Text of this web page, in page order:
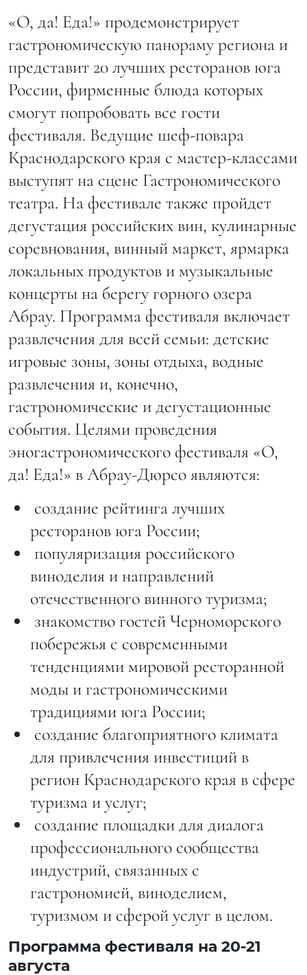
«О, да! Еда!» продемонстрирует
гастрономическую панораму региона и
представит 20 лучших ресторанов юга
России, фирменные блюда которых
смогут попробовать все гости
фестиваля. Ведущие шеф-повара
Краснодарского края с мастер-классами
выступят на сцене Гастрономического
театра. На фестивале также пройдет
дегустация российских вин, кулинарные
соревнования, винный маркет, ярмарка
локальных продуктов и музыкальные
концерты на берегу горного озера
Абрау. Программа фестиваля включает
развлечения для всей семьи: детские
игровые зоны, зоны отдыха, водные
развлечения и, конечно,
гастрономические и дегустационные
события. Целями проведения
эногастрономического фестиваля «О,
да! Еда!» в Абрау-Дюрсо являются:
 создание рейтинга лучших
ресторанов юга России;
 популяризация российского
виноделия и направлений
отечественного винного туризма;
 знакомство гостей Черноморского
побережья с современными
тенденциями мировой ресторанной
моды и гастрономическими
традициями юга России;
 создание благоприятного климата
для привлечения инвестиций в
регион Краснодарского края в сфере
туризма и услуг;
 создание площадки для диалога
профессионального сообщества
индустрий, связанных с
гастрономией, виноделием,
туризмом и сферой услуг в целом.
Программа фестиваля на 20-21
августа